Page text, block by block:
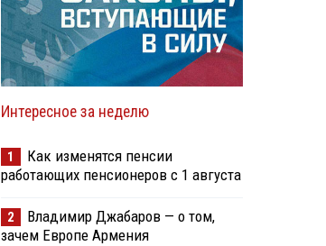
Интересное за неделю
1
Как изменятся пенсии
работающих пенсионеров с 1 августа
2
Владимир Джабаров — о том,
зачем Европе Армения